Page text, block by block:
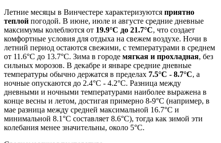
Летние месяцы в Винчестере характеризуются приятно
теплой погодой. В июне, июле и августе средние дневные
максимумы колеблются от 19.9°C до 21.7°C, что создает
комфортные условия для отдыха на свежем воздухе. Ночи в
летний период остаются свежими, с температурами в среднем
от 11.6°C до 13.7°C. Зима в городе мягкая и прохладная, без
сильных морозов. В декабре и январе средние дневные
температуры обычно держатся в пределах 7.5°C - 8.7°C, а
ночные опускаются до 2.4°C - 4.2°C. Разница между
дневными и ночными температурами наиболее выражена в
конце весны и летом, достигая примерно 8-9°C (например, в
мае разница между средней максимальной 16.7°C и
минимальной 8.1°C составляет 8.6°C), тогда как зимой эти
колебания менее значительны, около 5°C.